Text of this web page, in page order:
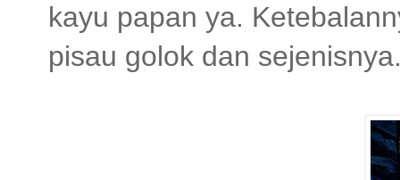
kayu papan ya.
pisau golok dan